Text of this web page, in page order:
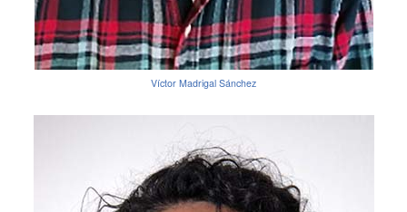
Víctor Madrigal Sánchez